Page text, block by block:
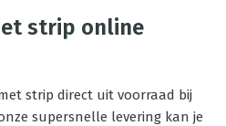
strip online
strip direct uit voorraad bij
supersnelle levering kan je